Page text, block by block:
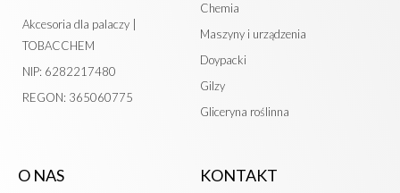
Akcesoria dla palaczy |
TOBACCHEM
NIP: 6282217480
REGON: 365060775
Chemia
Maszyny i urządzenia
Doypacki
Gilzy
Gliceryna roślinna
O NAS KONTAKT